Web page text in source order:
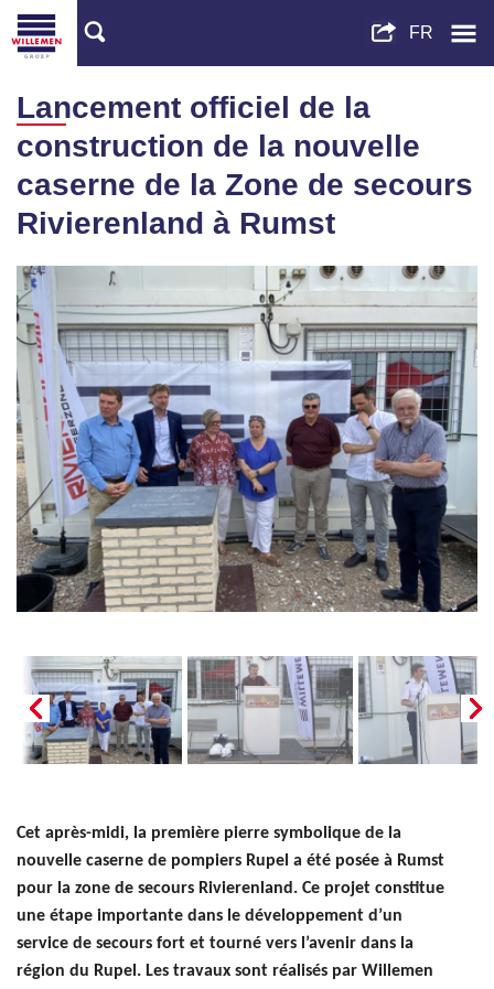
Lancement officiel de la
construction de la nouvelle
caserne de la Zone de secours
Rivierenland à Rumst
Cet après-midi, la première pierre symbolique de la
nouvelle caserne de pompiers Rupel a été posée à Rumst
pour la zone de secours Rivierenland. Ce projet constitue
une étape importante dans le développement d’un
service de secours fort et tourné vers l’avenir dans la
région du Rupel. Les travaux sont réalisés par Willemen